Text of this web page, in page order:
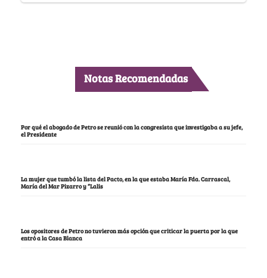
Notas Recomendadas
Por qué el abogado de Petro se reunió con la congresista que investigaba a su jefe,
el Presidente
La mujer que tumbó la lista del Pacto, en la que estaba María Fda. Carrascal,
María del Mar Pizarro y “Lalis
Los opositores de Petro no tuvieron más opción que criticar la puerta por la que
entró a la Casa Blanca